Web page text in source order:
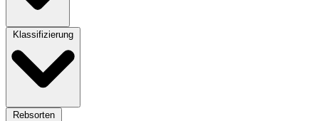
Klassifizierung
Rebsorten